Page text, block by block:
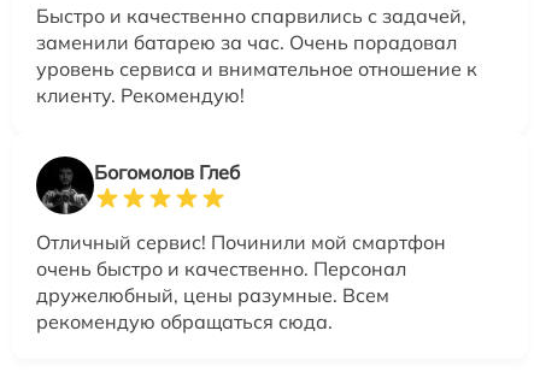
Быстро и качественно спарвились с задачей,
заменили батарею за час. Очень порадовал
уровень сервиса и внимательное отношение к
клиенту. Рекомендую!
Богомолов Глеб
Отличный сервис! Починили мой смартфон
очень быстро и качественно. Персонал
дружелюбный, цены разумные. Всем
рекомендую обращаться сюда.